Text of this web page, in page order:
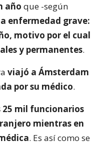
año que -según
enfermedad grave:
motivo por el cual
y permanentes.
viajó a Ámsterdam
por su médico.
25 mil funcionarios
mientras en
. Es así como se